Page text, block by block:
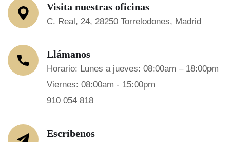
Visita nuestras oficinas
C. Real, 24, 28250 Torrelodones, Madrid
Llámanos
Horario: Lunes a jueves: 08:00am – 18:00pm
Viernes: 08:00am - 15:00pm
910 054 818
Escríbenos